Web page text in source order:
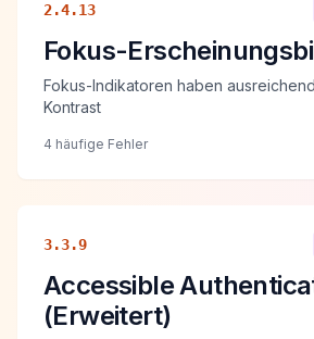
2.4.13
Fokus-
Fokus-Indikatoren haben
Kontrast
4 häufige Fehler
3.3.9
Accessible
(Erweitert)